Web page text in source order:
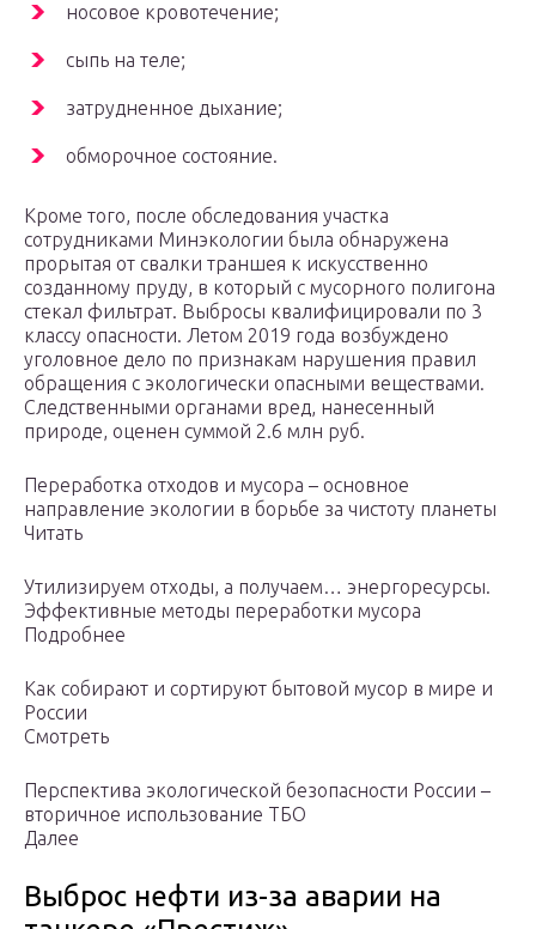
носовое кровотечение;
сыпь на теле;
затрудненное дыхание;
обморочное состояние.
Кроме того, после обследования участка
сотрудниками Минэкологии была обнаружена
прорытая от свалки траншея к искусственно
созданному пруду, в который с мусорного полигона
стекал фильтрат. Выбросы квалифицировали по 3
классу опасности. Летом 2019 года возбуждено
уголовное дело по признакам нарушения правил
обращения с экологически опасными веществами.
Следственными органами вред, нанесенный
природе, оценен суммой 2.6 млн руб.
Переработка отходов и мусора – основное
направление экологии в борьбе за чистоту планеты
Читать
Утилизируем отходы, а получаем… энергоресурсы.
Эффективные методы переработки мусора
Подробнее
Как собирают и сортируют бытовой мусор в мире и
России
Смотреть
Перспектива экологической безопасности России –
вторичное использование ТБО
Далее
Выброс нефти из-за аварии на